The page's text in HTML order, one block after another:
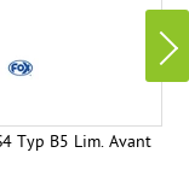
Typ B5 Lim. Avant